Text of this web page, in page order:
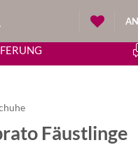
Fäustlinge